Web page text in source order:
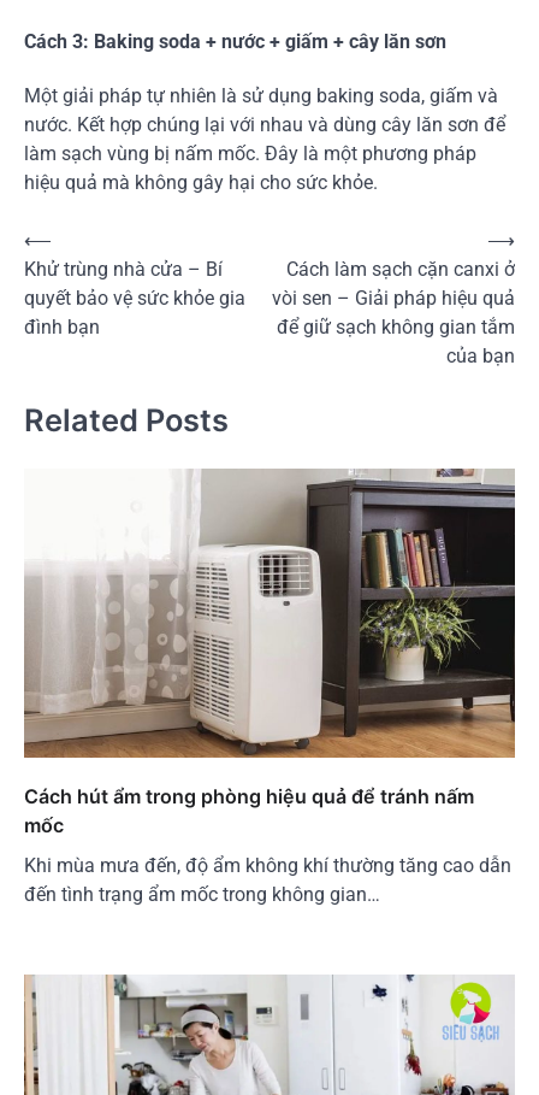
Cách 3: Baking soda + nước + giấm + cây lăn sơn
Một giải pháp tự nhiên là sử dụng baking soda, giấm và
nước. Kết hợp chúng lại với nhau và dùng cây lăn sơn để
làm sạch vùng bị nấm mốc. Đây là một phương pháp
hiệu quả mà không gây hại cho sức khỏe.
Điều
hướng
bài
⟵
Khử trùng nhà cửa – Bí
quyết bảo vệ sức khỏe gia
đình bạn
Cách làm sạch cặn canxi ở
vòi sen – Giải pháp hiệu quả
để giữ sạch không gian tắm
của bạn
⟶
Related Posts
Cách hút ẩm trong phòng hiệu quả để tránh nấm
mốc
Khi mùa mưa đến, độ ẩm không khí thường tăng cao dẫn
đến tình trạng ẩm mốc trong không gian…